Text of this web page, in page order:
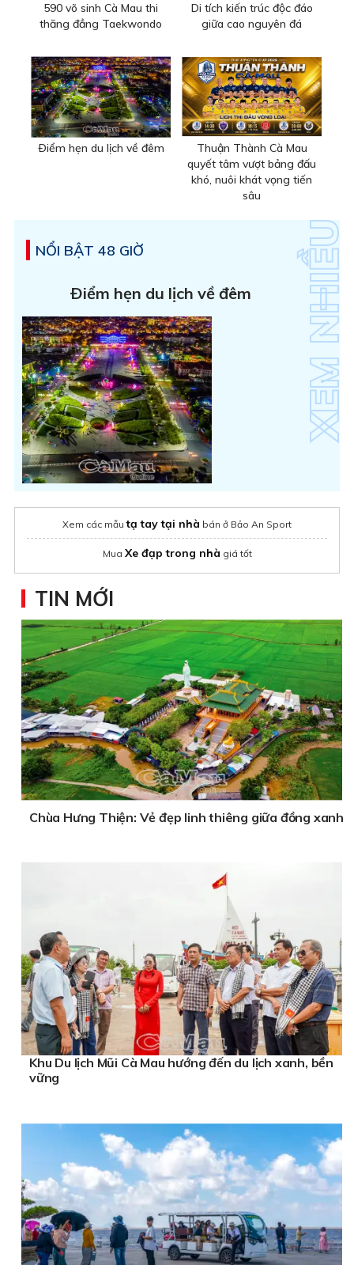
590 võ sinh Cà Mau thi
thăng đẳng Taekwondo
Di tích kiến trúc độc đáo
giữa cao nguyên đá
Ðiểm hẹn du lịch về đêm
Thuận Thành Cà Mau
quyết tâm vượt bảng đấu
khó, nuôi khát vọng tiến
sâu
NỔI BẬT 48 GIỜ
Ðiểm hẹn du lịch về đêm
Xem các mẫutạ tay tại nhà bán ở Bảo An Sport
Mua Xe đạp trong nhà giá tốt
TIN MỚI
Chùa Hưng Thiện: Vẻ đẹp linh thiêng giữa đồng xanh
Khu Du lịch Mũi Cà Mau hướng đến du lịch xanh, bền
vững